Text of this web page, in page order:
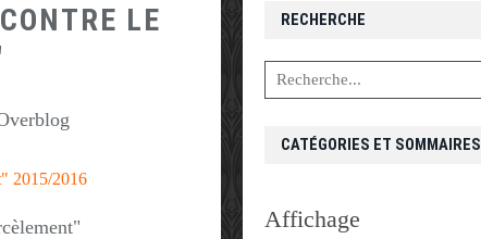
LE
2015/2016
RECHERCHE
CATÉGORIES ET SOMMAIRES
Affichage